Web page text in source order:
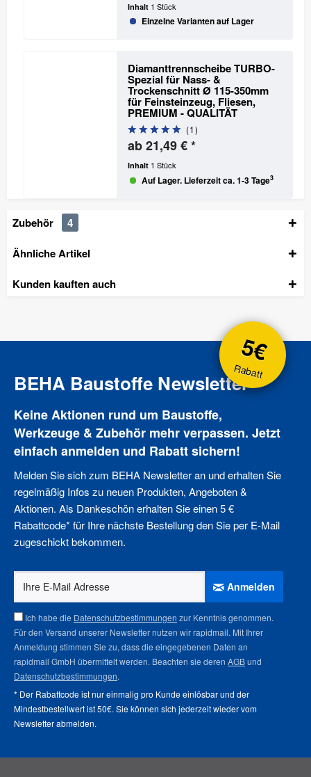
Inhalt 1 Stück
Einzelne Varianten auf Lager
Diamanttrennscheibe TURBO-
Spezial für Nass- &
Trockenschnitt Ø 115-350mm
für Feinsteinzeug, Fliesen,
PREMIUM - QUALITÄT
(1)
ab 21,49 € *
Inhalt 1 Stück
Auf Lager. Lieferzeit ca. 1-3 Tage3
Zubehör
4
Ähnliche Artikel
Kunden kauften auch
5€
Rabatt
BEHA Baustoffe Newsletter
Keine Aktionen rund um Baustoffe,
Werkzeuge & Zubehör mehr verpassen. Jetzt
einfach anmelden und Rabatt sichern!
Melden Sie sich zum BEHA Newsletter an und erhalten Sie
regelmäßig Infos zu neuen Produkten, Angeboten &
Aktionen. Als Dankeschön erhalten Sie einen 5 €
Rabattcode* für Ihre nächste Bestellung den Sie per E-Mail
zugeschickt bekommen.
Anmelden
Ich habe die Datenschutzbestimmungen zur Kenntnis genommen.
Für den Versand unserer Newsletter nutzen wir rapidmail. Mit Ihrer
Anmeldung stimmen Sie zu, dass die eingegebenen Daten an
rapidmail GmbH übermittelt werden. Beachten sie deren AGBund
Datenschutzbestimmungen.
* Der Rabattcode ist nur einmalig pro Kunde einlösbar und der
Mindestbestellwert ist 50€. Sie können sich jederzeit wieder vom
Newsletter abmelden.